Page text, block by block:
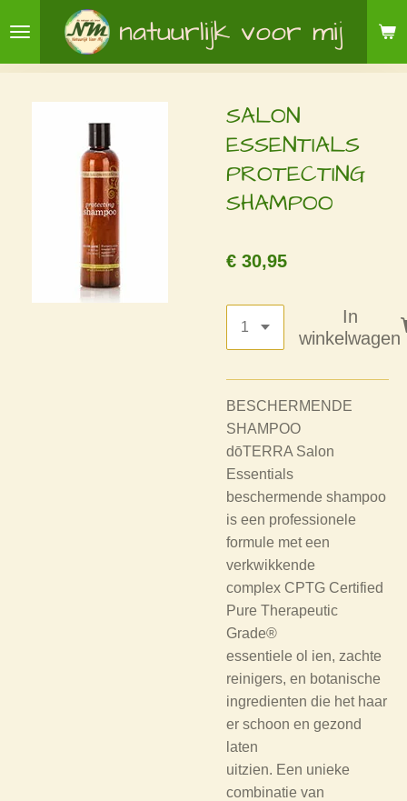
direct
naar
natuurlijk voor mij
SALON
ESSENTIALS
PROTECTING
SHAMPOO
€ 30,95
In
winkelwagen
BESCHERMENDE
SHAMPOO
dōTERRA Salon
Essentials
beschermende shampoo
is een professionele
formule met een
verkwikkende
complex CPTG Certified
Pure Therapeutic
Grade®
essentiele ol ien, zachte
reinigers, en botanische
ingredienten die het haar
er schoon en gezond
laten
uitzien. Een unieke
combinatie van